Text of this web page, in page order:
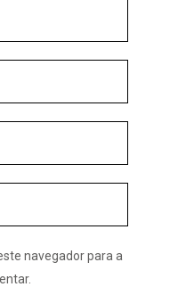
navegador para a